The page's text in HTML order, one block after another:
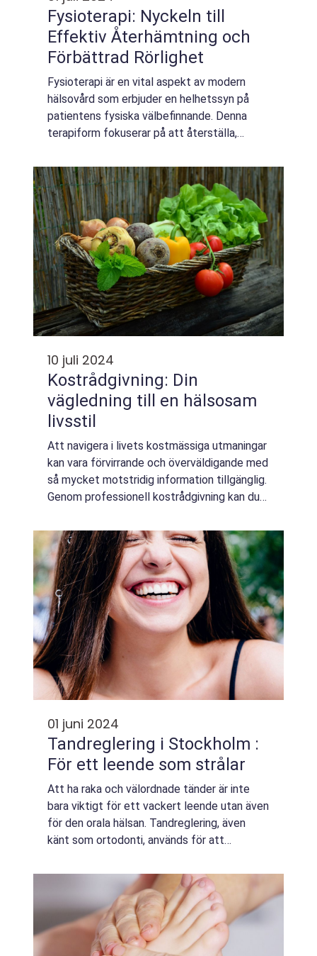
Fysioterapi: Nyckeln till
Effektiv Återhämtning och
Förbättrad Rörlighet
Fysioterapi är en vital aspekt av modern
hälsovård som erbjuder en helhetssyn på
patientens fysiska välbefinnande. Denna
terapiform fokuserar på att återställa,
10 juli 2024
Kostrådgivning: Din
vägledning till en hälsosam
livsstil
Att navigera i livets kostmässiga utmaningar
kan vara förvirrande och överväldigande med
så mycket motstridig information tillgänglig.
Genom professionell kostrådgivning kan du
01 juni 2024
Tandreglering i Stockholm :
För ett leende som strålar
Att ha raka och välordnade tänder är inte
bara viktigt för ett vackert leende utan även
för den orala hälsan. Tandreglering, även
känt som ortodonti, används för att